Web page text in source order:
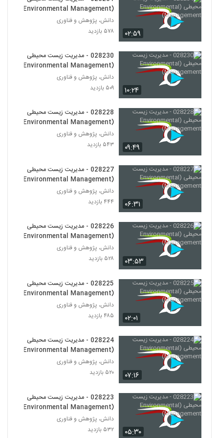
234
028245 - سیستم های مهندسی شده پیچیده
235
(Complex Engineered Systems)
028247 - سیستم های مهندسی شده پیچیده
(Complex Engineered Systems)
۵۵۷ بازدید
028248 - سیستم های مهندسی شده پیچیده
238
(Complex Systems Design)
239
028250 - طراحی سیستم های پیچیده
(Complex Systems Design)
028251 - طراحی سیستم های پیچیده
241
(Complex Systems Design)
242
028253 - طراحی سیستم های پیچیده
(Complex Systems Design)
028254 - طراحی سیستم های پیچیده
۵۳۷ بازدید
244
028255 - طراحی سیستم های پیچیده
(Complex Systems Design)
028256 - طراحی سیستم های پیچیده
۰۲:۵۹
(Environmental Management)
دانش، پژوهش و فناوری
۵۷۸ بازدید
۱۰:۲۴
028230 - مدیریت زیست محیطی
(Environmental Management)
دانش، پژوهش و فناوری
۵۰۹ بازدید
۰۹:۴۹
028228 - مدیریت زیست محیطی
(Environmental Management)
دانش، پژوهش و فناوری
۵۴۳ بازدید
۰۶:۳۱
028227 - مدیریت زیست محیطی
(Environmental Management)
دانش، پژوهش و فناوری
۴۴۴ بازدید
۰۳:۵۳
028226 - مدیریت زیست محیطی
(Environmental Management)
دانش، پژوهش و فناوری
۵۲۸ بازدید
۰۲:۰۱
028225 - مدیریت زیست محیطی
(Environmental Management)
دانش، پژوهش و فناوری
۴۸۵ بازدید
۰۷:۱۶
028224 - مدیریت زیست محیطی
(Environmental Management)
دانش، پژوهش و فناوری
۵۲۰ بازدید
۰۵:۳۰
028223 - مدیریت زیست محیطی
(Environmental Management)
دانش، پژوهش و فناوری
۵۳۲ بازدید